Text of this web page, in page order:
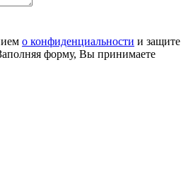
о конфиденциальности и защите
форму, Вы принимаете